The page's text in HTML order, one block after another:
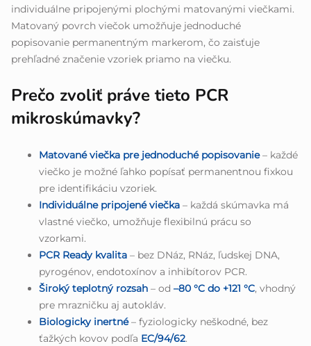
individuálne pripojenými plochými matovanými viečkami.
Matovaný povrch viečok umožňuje jednoduché
popisovanie permanentným markerom, čo zaisťuje
prehľadné značenie vzoriek priamo na viečku.
Prečo zvoliť práve tieto PCR
mikroskúmavky?
Matované viečka pre jednoduché popisovanie– každé
viečko je možné ľahko popísať permanentnou fixkou
pre identifikáciu vzoriek.
Individuálne pripojené viečka – každá skúmavka má
vlastné viečko, umožňuje flexibilnú prácu so
vzorkami.
PCR Ready kvalita – bez DNáz, RNáz, ľudskej DNA,
pyrogénov, endotoxínov a inhibítorov PCR.
Široký teplotný rozsah – od –80 °C do +121 °C, vhodný
pre mrazničku aj autokláv.
Biologicky inertné– fyziologicky neškodné, bez
ťažkých kovov podľa EC/94/62.